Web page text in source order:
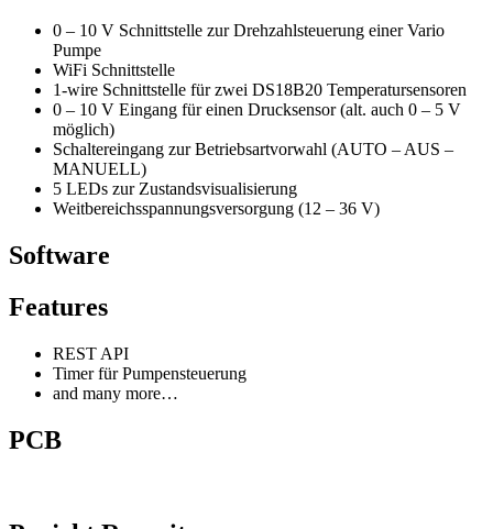
0 – 10 V Schnittstelle zur Drehzahlsteuerung einer Vario
Pumpe
WiFi Schnittstelle
1-wire Schnittstelle für zwei DS18B20 Temperatursensoren
0 – 10 V Eingang für einen Drucksensor (alt. auch 0 – 5 V
möglich)
Schaltereingang zur Betriebsartvorwahl (AUTO – AUS –
MANUELL)
5 LEDs zur Zustandsvisualisierung
Weitbereichsspannungsversorgung (12 – 36 V)
Software
Features
REST API
Timer für Pumpensteuerung
and many more…
PCB